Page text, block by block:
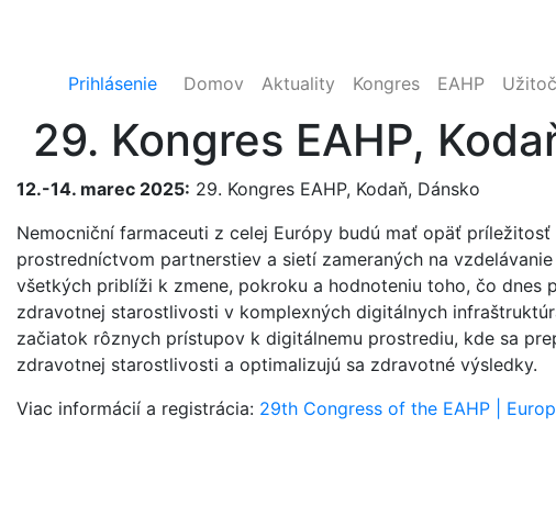
Prihlásenie Domov Aktuality Kongres EAHP
29. Kongres EAHP,
12.-14. marec 2025: 29. Kongres EAHP, Kodaň, Dánsko
Nemocniční farmaceuti z celej Európy budú mať opäť
prostredníctvom partnerstiev a sietí zameraných na
všetkých priblíži k zmene, pokroku a hodnoteniu toho, čo
zdravotnej starostlivosti v komplexných digitálnych
začiatok rôznych prístupov k digitálnemu prostrediu, kde sa
zdravotnej starostlivosti a optimalizujú sa zdravotné výsledky.
Viac informácií a registrácia: 29th Congress of the EAHP |